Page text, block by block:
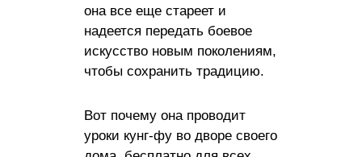
она все еще стареет и
надеется передать боевое
искусство новым поколениям,
чтобы сохранить традицию.
Вот почему она проводит
уроки кунг-фу во дворе своего